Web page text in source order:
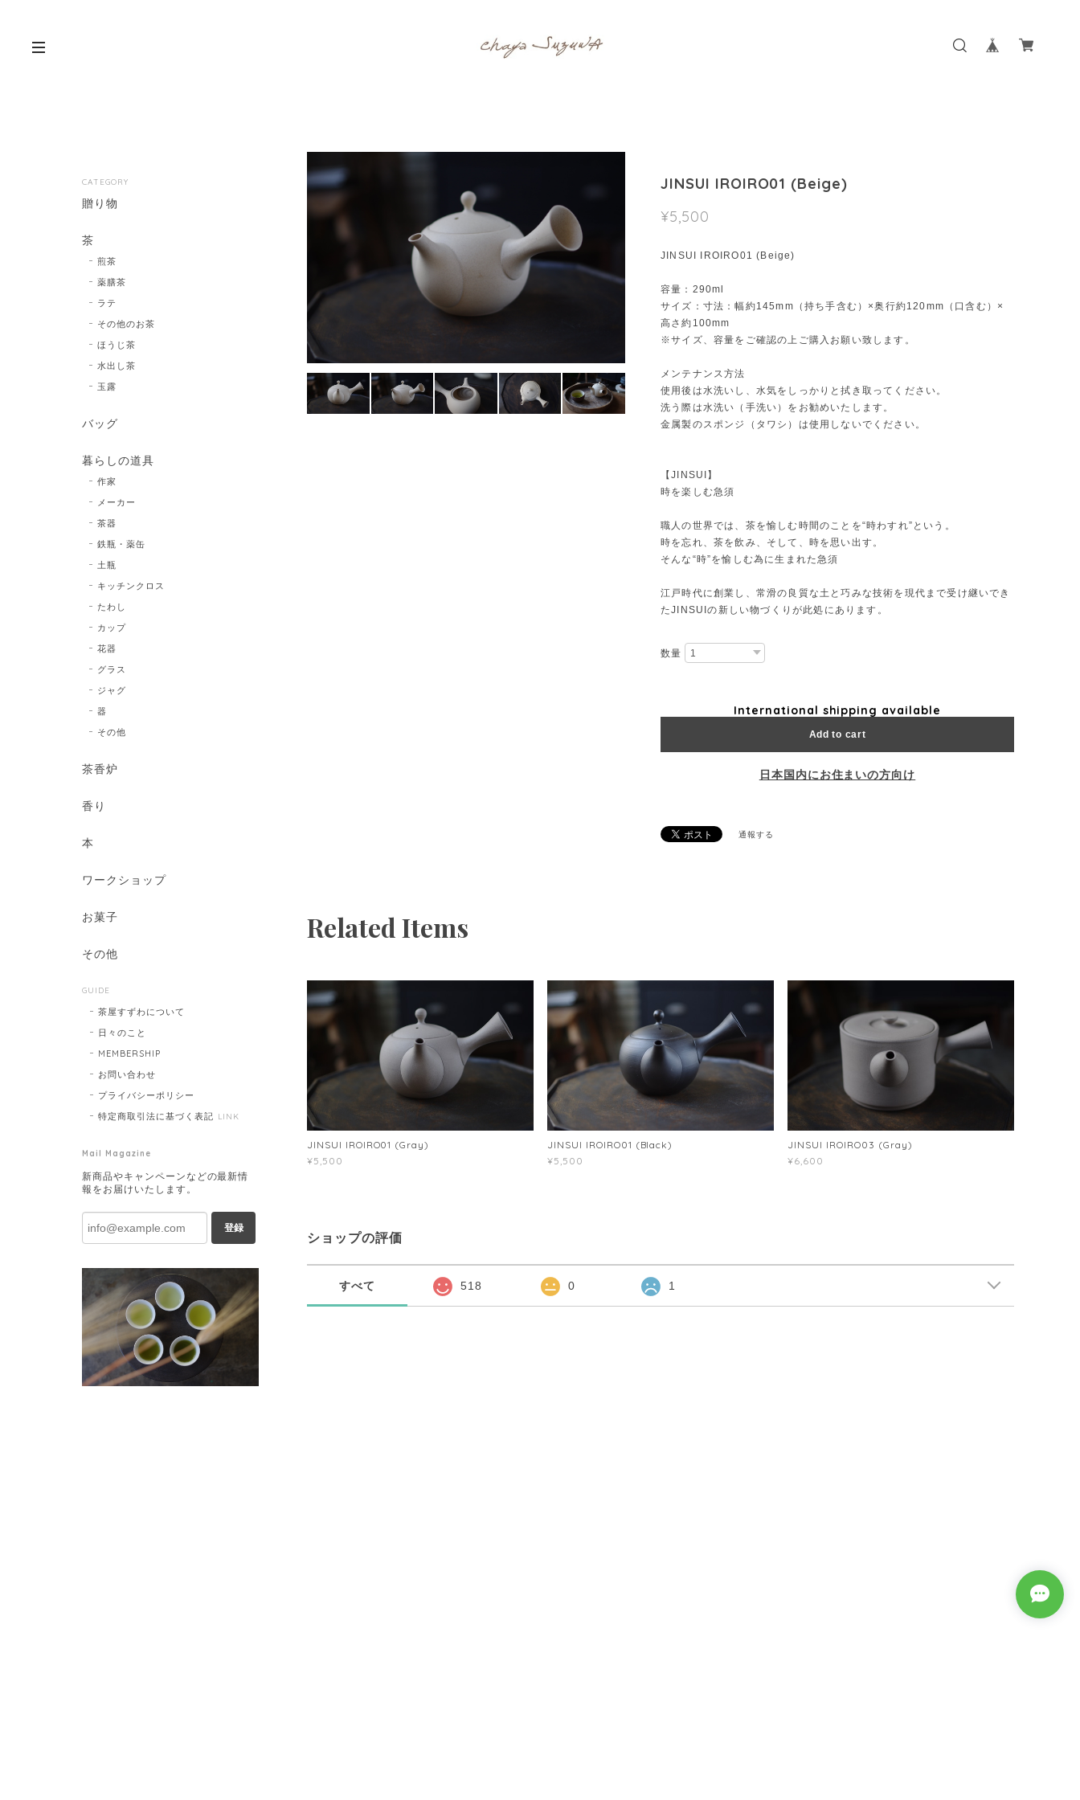
JINSUI IROIRO01 (Beige)
¥5,500
JINSUI IROIRO01 (Beige)
容量：290ml
サイズ：寸法：幅約145mm（持ち手含む）×奥行約120mm（口含む）×
高さ約100mm
※サイズ、容量をご確認の上ご購入お願い致します。
メンテナンス方法
使用後は水洗いし、水気をしっかりと拭き取ってください。
洗う際は水洗い（手洗い）をお勧めいたします。
金属製のスポンジ（タワシ）は使用しないでください。
【JINSUI】
時を楽しむ急須
職人の世界では、茶を愉しむ時間のことを“時わすれ”という。
時を忘れ、茶を飲み、そして、時を思い出す。
そんな“時”を愉しむ為に生まれた急須
江戸時代に創業し、常滑の良質な土と巧みな技術を現代まで受け継いでき
たJINSUIの新しい物づくりが此処にあります。
数量
International shipping available
Add to cart
日本国内にお住まいの方向け
通報する
Related Items
JINSUI IROIRO01 (Gray)
¥5,500
JINSUI IROIRO01 (Black)
¥5,500
JINSUI IROIRO03 (Gray)
¥6,600
ショップの評価
すべて 518 0 1
CATEGORY
贈り物
茶
煎茶
薬膳茶
ラテ
その他のお茶
ほうじ茶
水出し茶
玉露
バッグ
暮らしの道具
作家
メーカー
茶器
鉄瓶・薬缶
土瓶
キッチンクロス
たわし
カップ
花器
グラス
ジャグ
器
その他
茶香炉
香り
本
ワークショップ
お菓子
その他
GUIDE
茶屋すずわについて
日々のこと
MEMBERSHIP
お問い合わせ
プライバシーポリシー
特定商取引法に基づく表記 LINK
Mail Magazine
新商品やキャンペーンなどの最新情
報をお届けいたします。
登録